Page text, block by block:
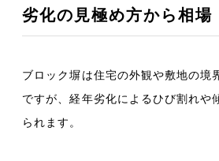
劣化の見極め方から相場
ブロック塀は住宅の外観や敷地の境
ですが、経年劣化によるひび割れや
られます。